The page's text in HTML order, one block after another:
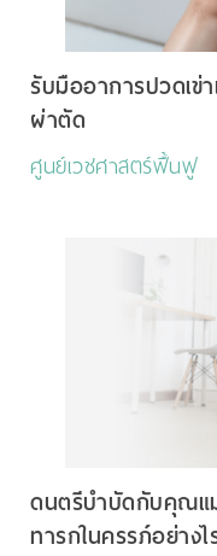
รับมืออาการปวดเข่
ผ่าตัด
ศูนย์เวชศาสตร์ฟื้นฟู
ดนตรีบำบัดกับคุณแ
ทารกในครรภ์อย่างไ